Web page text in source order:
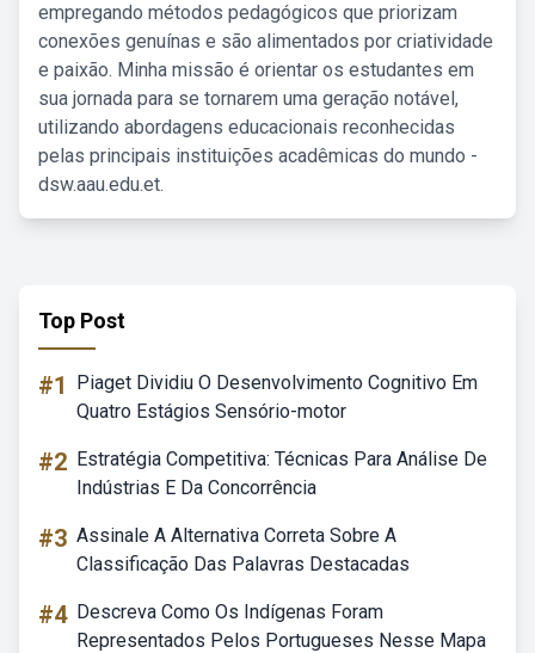
empregando métodos pedagógicos que priorizam
conexões genuínas e são alimentados por criatividade
e paixão. Minha missão é orientar os estudantes em
sua jornada para se tornarem uma geração notável,
utilizando abordagens educacionais reconhecidas
pelas principais instituições acadêmicas do mundo -
dsw.aau.edu.et.
Top Post
#1
Piaget Dividiu O Desenvolvimento Cognitivo Em
Quatro Estágios Sensório-motor
#2 Estratégia Competitiva: Técnicas Para Análise De
Indústrias E Da Concorrência
#3 Assinale A Alternativa Correta Sobre A
Classificação Das Palavras Destacadas
#4 Descreva Como Os Indígenas Foram
Representados Pelos Portugueses Nesse Mapa